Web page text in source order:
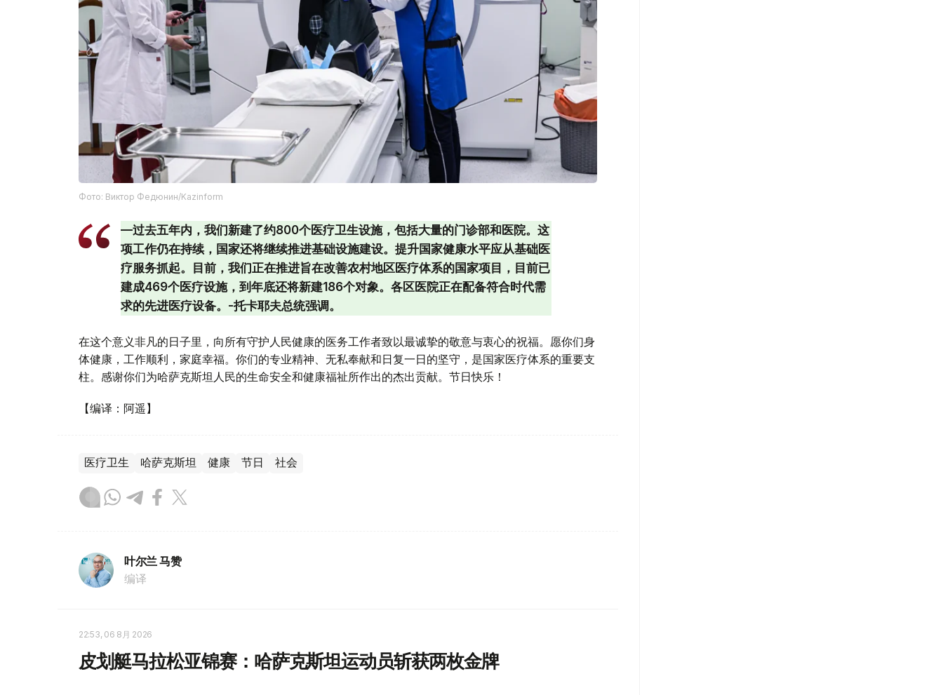
Фото: Виктор Федюнин/Kazinform
—过去五年内，我们新建了约800个医疗卫生设施，包括大量的门诊部和医院。这
项工作仍在持续，国家还将继续推进基础设施建设。提升国家健康水平应从基础医
疗服务抓起。目前，我们正在推进旨在改善农村地区医疗体系的国家项目，目前已
建成469个医疗设施，到年底还将新建186个对象。各区医院正在配备符合时代需
求的先进医疗设备。-托卡耶夫总统强调。
在这个意义非凡的日子里，向所有守护人民健康的医务工作者致以最诚挚的敬意与衷心的祝福。愿你们身
体健康，工作顺利，家庭幸福。你们的专业精神、无私奉献和日复一日的坚守，是国家医疗体系的重要支
柱。感谢你们为哈萨克斯坦人民的生命安全和健康福祉所作出的杰出贡献。节日快乐！
【编译：阿遥】
医疗卫生 哈萨克斯坦 健康 节日 社会
叶尔兰 马赞
编译
22:53, 06 8月 2026
皮划艇马拉松亚锦赛：哈萨克斯坦运动员斩获两枚金牌